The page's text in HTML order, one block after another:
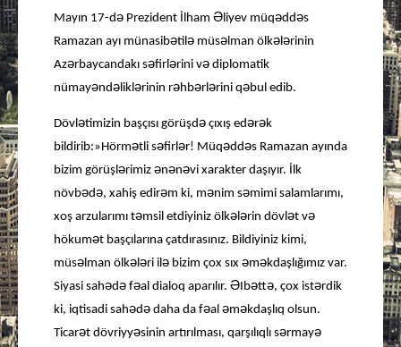
Mayın 17-də Prezident İlham Əliyev müqəddəs
Ramazan ayı münasibətilə müsəlman ölkələrinin
Azərbaycandakı səfirlərini və diplomatik
nümayəndəliklərinin rəhbərlərini qəbul edib.
Dövlətimizin başçısı görüşdə çıxış edərək
bildirib:»Hörmətli səfirlər! Müqəddəs Ramazan ayında
bizim görüşlərimiz ənənəvi xarakter daşıyır. İlk
növbədə, xahiş edirəm ki, mənim səmimi salamlarımı,
xoş arzularımı təmsil etdiyiniz ölkələrin dövlət və
hökumət başçılarına çatdırasınız. Bildiyiniz kimi,
müsəlman ölkələri ilə bizim çox sıx əməkdaşlığımız var.
Siyasi sahədə fəal dialoq aparılır. ƏIbəttə, çox istərdik
ki, iqtisadi sahədə daha da fəal əməkdaşlıq olsun.
Ticarət dövriyyəsinin artırılması, qarşılıqlı sərmayə